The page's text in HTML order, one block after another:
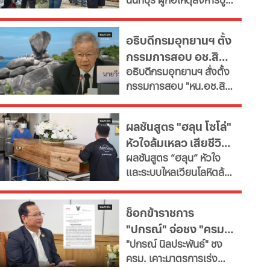
ก่อนพกอาวุธและกระสุนมา
ก่อเหตุที่โรงเรียน
อธิบดีกรมอุทยานฯ ตั้ง
กรรมการสอบ อช.สิมิ
ลัน ให้วีระ พักแรม 4 ปี
ก่อน
อธิบดีกรมอุทยานฯ​ สั่งตั้ง
กรรมการสอบ "หน.อช.สิมิ
กาศกรมฯหรือไม่
ผลชันสูตร "ฮลุน โซโล่"
หัวใจล้มเหลว เสียชีวิต
ยังไม่ตัดปมสารพิษ
ผลชันสูตร “ฮลุน” หัวใจ
และระบบไหลเวียนโลหิตล้ม
จาก "จอร์เจีย" เทียบเคียง
ญาติเตรียมรับร่างกลับ
บำเพ็ญกุศลที่บ้านเกิด
ช็อกข้าราชการ
"ปกรณ์" จ่อชง "ครม."
รื้อใหญ่กำลังคนภาครัฐ
เช็ก 11 สายงานจะหาย
​"ปกรณ์ นิลประพันธ์" ชง
ครม. เคาะมาตรการเร่ง